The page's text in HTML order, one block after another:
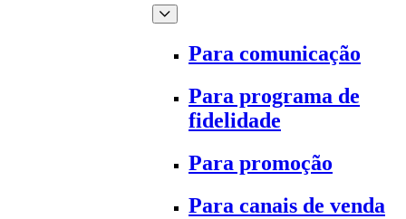
Para comunicação
Para programa de
fidelidade
Para promoção
Para canais de venda